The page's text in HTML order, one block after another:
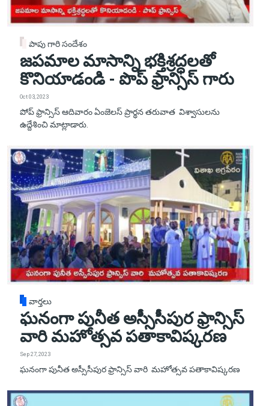
పాపు గారి సందేశం
జపమాల మాసాన్ని భక్తిశ్రద్ధలతో
కొనియాడండి - పొప్ ఫ్రాన్సిస్ గారు
Oct 03, 2023
పోప్ ఫ్రాన్సిస్ ఆదివారం ఏంజెలస్ ప్రార్థన తరువాత విశ్వాసులను
ఉద్దేశించి మాట్లాడారు.
వార్తలు
ఘనంగా పునీత అస్సీసీపుర ఫ్రాన్సిస్
వారి మహోత్సవ పతాకావిష్కరణ
Sep 27, 2023
ఘనంగా పునీత అస్సీసీపుర ఫ్రాన్సిస్ వారి మహోత్సవ పతాకావిష్కరణ